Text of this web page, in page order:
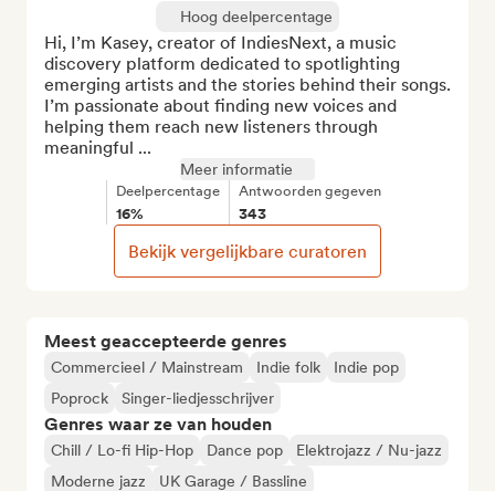
Meest geaccepteerde genres
Commercieel / Mainstream Indie folk
Indie pop
Poprock
Singer-liedjesschrijver
Genres waar ze van houden
Chill / Lo-fi Hip-Hop Dance pop
Elektrojazz / Nu-jazz
Moderne jazz
UK Garage / Bassline
Hoog deelpercentage
Hi, I’m Kasey, creator of IndiesNext, a music
discovery platform dedicated to spotlighting
emerging artists and the stories behind their songs.
I’m passionate about finding new voices and
helping them reach new listeners through
meaningful ...
Meer informatie
Deelpercentage
16%
Antwoorden gegeven
343
Bekijk vergelijkbare curatoren